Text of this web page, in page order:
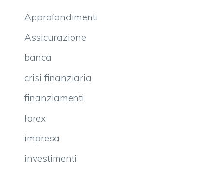
Approfondimenti
Assicurazione
banca
crisi finanziaria
finanziamenti
forex
impresa
investimenti